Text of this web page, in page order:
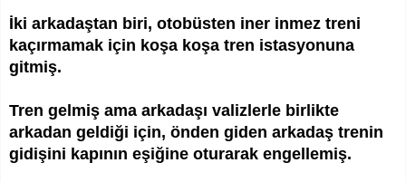
İki arkadaştan biri, otobüsten iner inmez treni
kaçırmamak için koşa koşa tren istasyonuna
gitmiş.
Tren gelmiş ama arkadaşı valizlerle birlikte
arkadan geldiği için, önden giden arkadaş trenin
gidişini kapının eşiğine oturarak engellemiş.